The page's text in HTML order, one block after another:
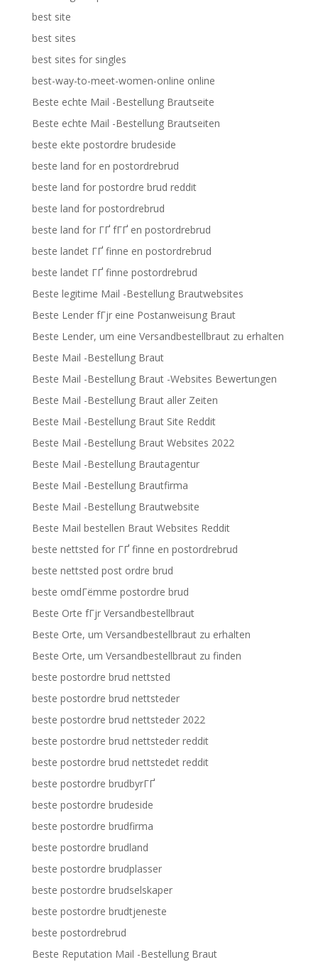
best site
best sites
best sites for singles
best-way-to-meet-women-online online
Beste echte Mail -Bestellung Brautseite
Beste echte Mail -Bestellung Brautseiten
beste ekte postordre brudeside
beste land for en postordrebrud
beste land for postordre brud reddit
beste land for postordrebrud
beste land for ГҐ fГҐ en postordrebrud
beste landet ГҐ finne en postordrebrud
beste landet ГҐ finne postordrebrud
Beste legitime Mail -Bestellung Brautwebsites
Beste Lender fГјr eine Postanweisung Braut
Beste Lender, um eine Versandbestellbraut zu erhalten
Beste Mail -Bestellung Braut
Beste Mail -Bestellung Braut -Websites Bewertungen
Beste Mail -Bestellung Braut aller Zeiten
Beste Mail -Bestellung Braut Site Reddit
Beste Mail -Bestellung Braut Websites 2022
Beste Mail -Bestellung Brautagentur
Beste Mail -Bestellung Brautfirma
Beste Mail -Bestellung Brautwebsite
Beste Mail bestellen Braut Websites Reddit
beste nettsted for ГҐ finne en postordrebrud
beste nettsted post ordre brud
beste omdГёmme postordre brud
Beste Orte fГјr Versandbestellbraut
Beste Orte, um Versandbestellbraut zu erhalten
Beste Orte, um Versandbestellbraut zu finden
beste postordre brud nettsted
beste postordre brud nettsteder
beste postordre brud nettsteder 2022
beste postordre brud nettsteder reddit
beste postordre brud nettstedet reddit
beste postordre brudbyrГҐ
beste postordre brudeside
beste postordre brudfirma
beste postordre brudland
beste postordre brudplasser
beste postordre brudselskaper
beste postordre brudtjeneste
beste postordrebrud
Beste Reputation Mail -Bestellung Braut